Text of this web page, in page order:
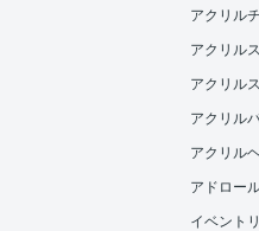
アクリル
アクリル
アクリル
アクリル
アクリル
アドロー
イベント